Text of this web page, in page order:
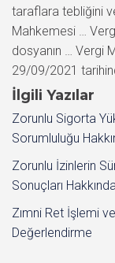
taraflara tebliğini
Mahkemesi …
dosyanın … Vergi
29/09/2021
İlgili Yazılar
Zorunlu Sigorta
Sorumluluğu
Zorunlu İzinlerin
Sonuçları
Zımni Ret İşlemi
Değerlendirme